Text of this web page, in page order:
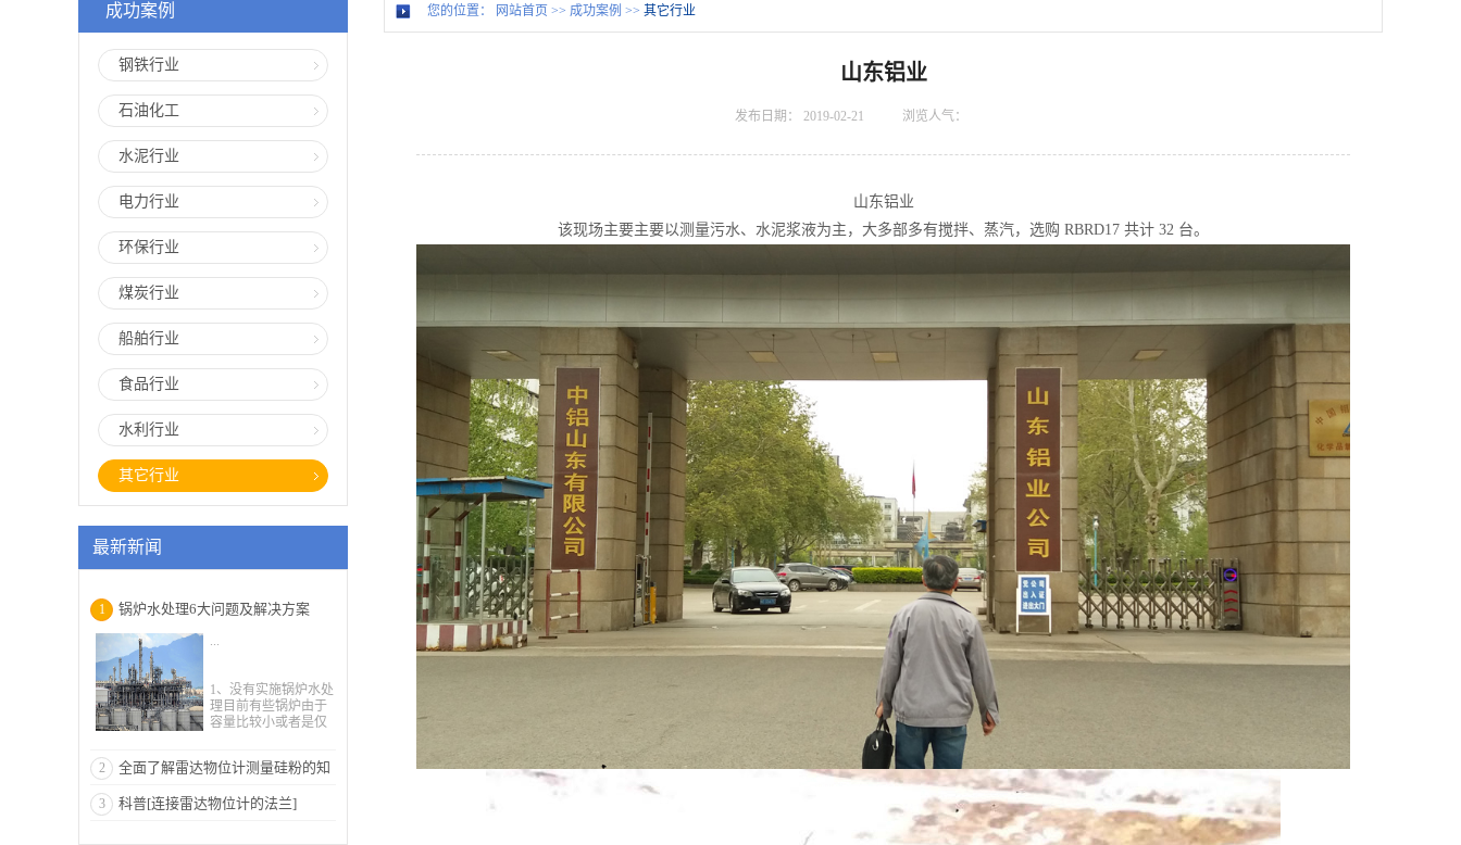
成功案例
钢铁行业
石油化工
水泥行业
电力行业
环保行业
煤炭行业
船舶行业
食品行业
水利行业
其它行业
最新新闻
1 锅炉水处理6大问题及解决方案
...
1、没有实施锅炉水处
理目前有些锅炉由于
容量比较小或者是仅
视，而且那些管理小
锅炉水处理的经验不
2 全面了解雷达物位计测量硅粉的知
识
3 科普[连接雷达物位计的法兰]
您的位置： 网站首页 >> 成功案例 >> 其它行业
山东铝业
发布日期： 2019-02-21 浏览人气：
山东铝业
该现场主要主要以测量污水、水泥浆液为主，大多部多有搅拌、蒸汽，选购 RBRD17 共计 32 台。